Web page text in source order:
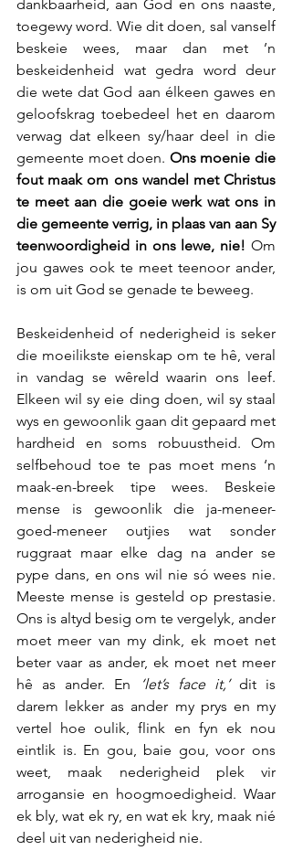
dankbaarheid, aan God en ons naaste,
toegewy word. Wie dit doen, sal vanself
beskeie wees, maar dan met ’n
beskeidenheid wat gedra word deur
die wete dat God aan élkeen gawes en
geloofskrag toebedeel het en daarom
verwag dat elkeen sy/haar deel in die
gemeente moet doen. Ons moenie die
fout maak om ons wandel met Christus
te meet aan die goeie werk wat ons in
die gemeente verrig, in plaas van aan Sy
teenwoordigheid in ons lewe, nie! Om
jou gawes ook te meet teenoor ander,
is om uit God se genade te beweeg.
Beskeidenheid of nederigheid is seker
die moeilikste eienskap om te hê, veral
in vandag se wêreld waarin ons leef.
Elkeen wil sy eie ding doen, wil sy staal
wys en gewoonlik gaan dit gepaard met
hardheid en soms robuustheid. Om
selfbehoud toe te pas moet mens ‘n
maak-en-breek tipe wees. Beskeie
mense is gewoonlik die ja-meneer-
goed-meneer outjies wat sonder
ruggraat maar elke dag na ander se
pype dans, en ons wil nie só wees nie.
Meeste mense is gesteld op prestasie.
Ons is altyd besig om te vergelyk, ander
moet meer van my dink, ek moet net
beter vaar as ander, ek moet net meer
hê as ander. En
‘let’s face it,’ dit is
darem lekker as ander my prys en my
vertel hoe oulik, flink en fyn ek nou
eintlik is. En gou, baie gou, voor ons
weet, maak nederigheid plek vir
arrogansie en hoogmoedigheid. Waar
ek bly, wat ek ry, en wat ek kry, maak nié
deel uit van nederigheid nie.